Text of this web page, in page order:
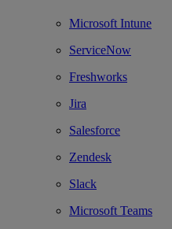
Microsoft Intune
ServiceNow
Freshworks
Jira
Salesforce
Zendesk
Slack
Microsoft Teams